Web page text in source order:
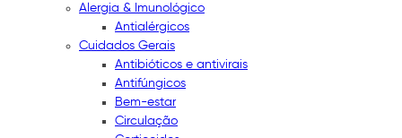
Alergia & Imunológico
Antialérgicos
Cuidados Gerais
Antibióticos e antivirais
Antifúngicos
Bem-estar
Circulação